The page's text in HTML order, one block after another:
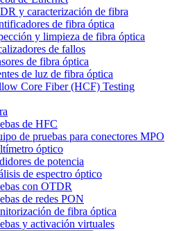
y caracterización de fibra
de fibra óptica
y limpieza de fibra óptica
de fallos
de fibra óptica
de luz de fibra óptica
Core Fiber (HCF) Testing
de HFC
de pruebas para conectores MPO
óptico
de potencia
de espectro óptico
con OTDR
de redes PON
de fibra óptica
y activación virtuales